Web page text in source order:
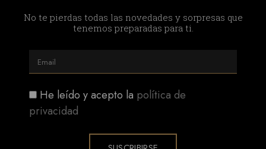
No te pierdas todas las novedades y sorpresas que
tenemos preparadas para ti.
He leído y acepto la política de
privacidad